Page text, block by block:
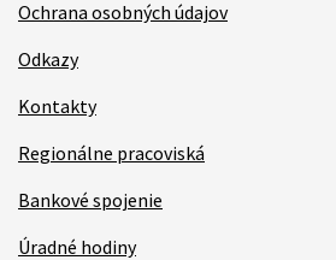
Ochrana osobných údajov
Odkazy
Kontakty
Regionálne pracoviská
Bankové spojenie
Úradné hodiny